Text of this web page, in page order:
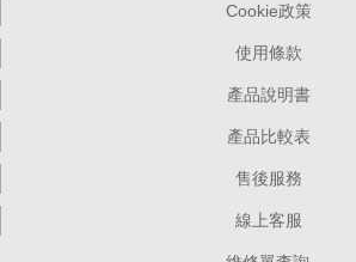
Cookie政策
使用條款
產品說明書
產品比較表
售後服務
線上客服